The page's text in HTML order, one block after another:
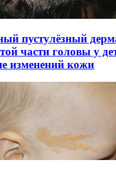
пустулёзный
части головы у
изменений кожи